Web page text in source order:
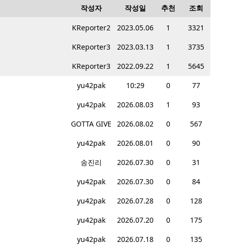
작성자 작성일 추천 조회
KReporter2 2023.05.06 1
3321
KReporter3
2023.03.13 1
3735
KReporter3
2022.09.22 1
5645
yu42pak
10:29 0
77
yu42pak
2026.08.03 1
93
GOTTA GIVE
2026.08.02 0
567
yu42pak
2026.08.01 0
90
송진리
2026.07.30 0
31
yu42pak
2026.07.30 0
84
yu42pak
2026.07.28 0
128
yu42pak
2026.07.20 0
175
yu42pak
2026.07.18 0
135